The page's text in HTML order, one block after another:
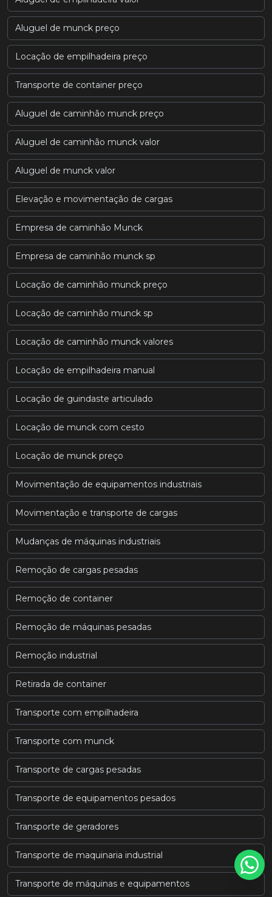
Aluguel de munck preço
Locação de empilhadeira preço
Transporte de container preço
Aluguel de caminhão munck preço
Aluguel de caminhão munck valor
Aluguel de munck valor
Elevação e movimentação de cargas
Empresa de caminhão Munck
Empresa de caminhão munck sp
Locação de caminhão munck preço
Locação de caminhão munck sp
Locação de caminhão munck valores
Locação de empilhadeira manual
Locação de guindaste articulado
Locação de munck com cesto
Locação de munck preço
Movimentação de equipamentos industriais
Movimentação e transporte de cargas
Mudanças de máquinas industriais
Remoção de cargas pesadas
Remoção de container
Remoção de máquinas pesadas
Remoção industrial
Retirada de container
Transporte com empilhadeira
Transporte com munck
Transporte de cargas pesadas
Transporte de equipamentos pesados
Transporte de geradores
Transporte de maquinaria industrial
Transporte de máquinas e equipamentos